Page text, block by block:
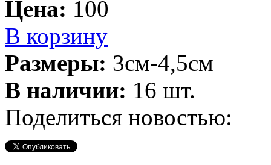
Цена: 100
В корзину
Размеры: 3см-4,5см
В наличии: 16 шт.
Поделиться новостью: